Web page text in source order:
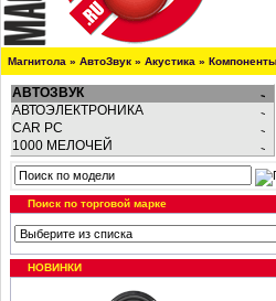
Магнитола » АвтоЗвук » Акустика »
АВТОЗВУК
АВТОЭЛЕКТРОНИКА
CAR PC
1000 МЕЛОЧЕЙ
Поиск по торговой марке
НОВИНКИ